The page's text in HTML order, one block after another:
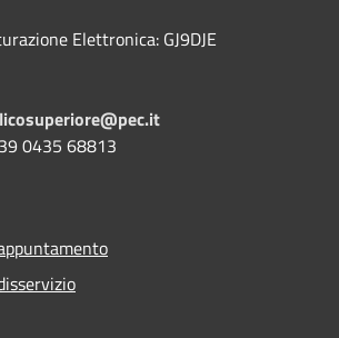
Elettronica: GJ9DJE
0435 68813